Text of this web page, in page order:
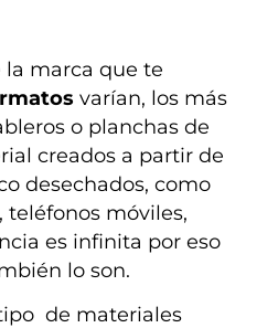
marca que te
varían, los más
o planchas de
creados a partir de
desechados, como
teléfonos móviles,
es infinita por eso
lo son.
de materiales